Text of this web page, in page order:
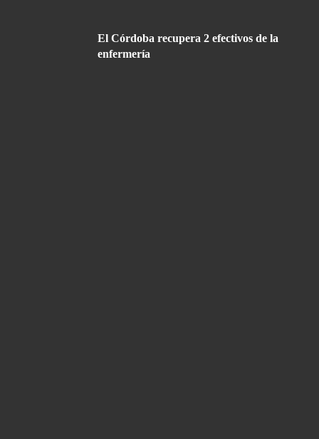
El Córdoba recupera 2 efectivos de la
enfermería